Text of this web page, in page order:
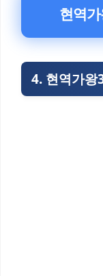
현역
4. 현역가왕